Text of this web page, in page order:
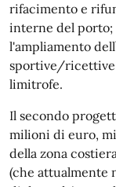
rifacimento e
interne del porto;
l'ampliamento
sportive/ricettive
limitrofe.
Il secondo
milioni di euro,
della zona
(che attualmente